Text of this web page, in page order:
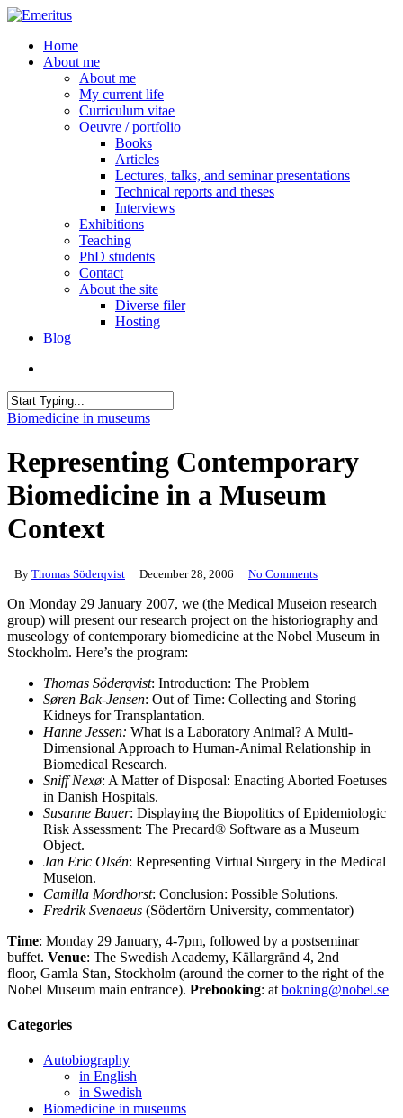
Skip
main
content
search
Menu
Home
About me
About me
My current life
Curriculum vitae
Oeuvre / portfolio
Books
Articles
Lectures, talks, and seminar presentations
Technical reports and theses
Interviews
Exhibitions
Teaching
PhD students
Contact
About the site
Diverse filer
Hosting
Blog
Close
Biomedicine in museums
Representing Contemporary
Biomedicine in a Museum
Context
By Thomas Söderqvist December 28, 2006 No Comments
On Monday 29 January 2007, we (the Medical Museion research
group) will present our research project on the historiography and
museology of contemporary biomedicine at the Nobel Museum in
Stockholm. Here’s the program:
Thomas Söderqvist: Introduction: The Problem
Søren Bak-Jensen: Out of Time: Collecting and Storing
Kidneys for Transplantation.
Hanne Jessen: What is a Laboratory Animal? A Multi-
Dimensional Approach to Human-Animal Relationship in
Biomedical Research.
Sniff Nexø: A Matter of Disposal: Enacting Aborted Foetuses
in Danish Hospitals.
Susanne Bauer: Displaying the Biopolitics of Epidemiologic
Risk Assessment: The Precard® Software as a Museum
Object.
Jan Eric Olsén: Representing Virtual Surgery in the Medical
Museion.
Camilla Mordhorst: Conclusion: Possible Solutions.
Fredrik Svenaeus (Södertörn University, commentator)
Time: Monday 29 January, 4-7pm, followed by a postseminar
buffet. Venue: The Swedish Academy, Källargränd 4, 2nd
floor, Gamla Stan, Stockholm (around the corner to the right of the
Nobel Museum main entrance). Prebooking: at bokning@nobel.se
Categories
Autobiography
in English
in Swedish
Biomedicine in museums